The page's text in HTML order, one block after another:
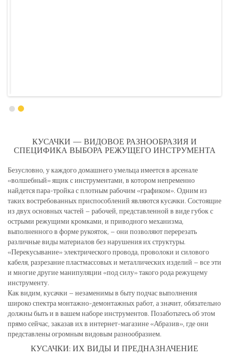
КУСАЧКИ — ВИДОВОЕ РАЗНООБРАЗИЯ И
СПЕЦИФИКА ВЫБОРА РЕЖУЩЕГО ИНСТРУМЕНТА
Безусловно, у каждого домашнего умельца имеется в арсенале
«волшебный» ящик с инструментами, в котором непременно
найдется пара-тройка с плотным рабочим «графиком». Одним из
таких востребованных приспособлений являются кусачки. Состоящие
из двух основных частей – рабочей, представленной в виде губок с
острыми режущими кромками, и приводного механизма,
выполненного в форме рукояток, – они позволяют перерезать
различные виды материалов без нарушения их структуры.
«Перекусывание» электрического провода, проволоки и силового
кабеля, разрезание пластмассовых и металлических изделий – все эти
и многие другие манипуляции «под силу» такого рода режущему
инструменту.
Как видим, кусачки – незаменимы в быту подчас выполнения
широко спектра монтажно-демонтажных работ, а значит, обязательно
должны быть и в вашем наборе инструментов. Позаботьтесь об этом
прямо сейчас, заказав их в интернет-магазине «Абразив», где они
представлены огромным видовым разнообразием.
КУСАЧКИ: ИХ ВИДЫ И ПРЕДНАЗНАЧЕНИЕ